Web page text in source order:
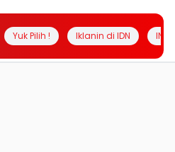
Yuk Pilih ! Iklanin di IDN